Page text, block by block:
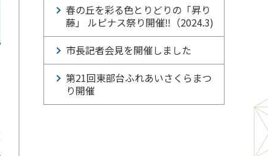
春の丘を彩る色とりどりの「昇り
藤」 ルピナス祭り開催‼（2024.3)
市長記者会見を開催しました
第21回東部台ふれあいさくらまつ
り開催